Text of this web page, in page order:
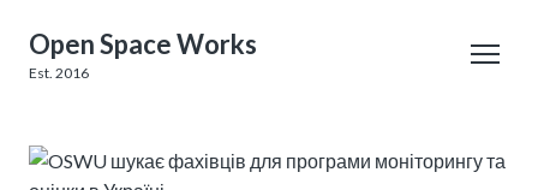
Open Space Works
Est. 2016